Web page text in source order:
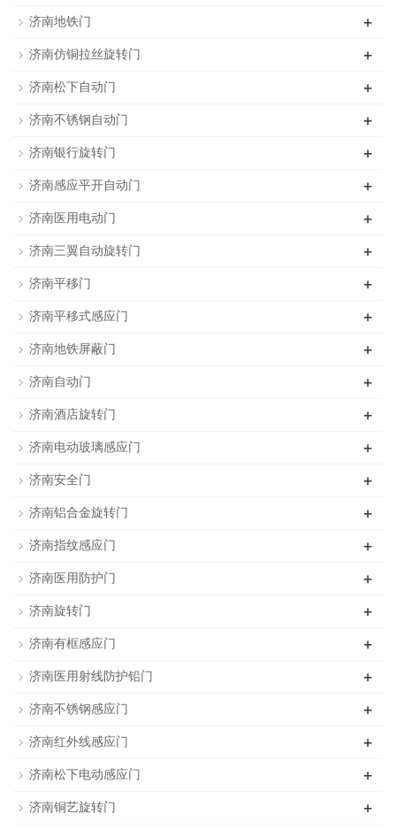
济南地铁门 +
济南仿铜拉丝旋转门 +
济南松下自动门 +
济南不锈钢自动门 +
济南银行旋转门 +
济南感应平开自动门 +
济南医用电动门 +
济南三翼自动旋转门 +
济南平移门 +
济南平移式感应门 +
济南地铁屏蔽门 +
济南自动门 +
济南酒店旋转门 +
济南电动玻璃感应门 +
济南安全门 +
济南铝合金旋转门 +
济南指纹感应门 +
济南医用防护门 +
济南旋转门 +
济南有框感应门 +
济南医用射线防护铅门 +
济南不锈钢感应门 +
济南红外线感应门 +
济南松下电动感应门 +
济南铜艺旋转门 +